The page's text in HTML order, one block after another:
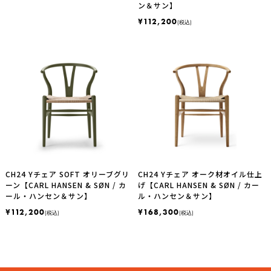
ン＆サン】
¥112,200(税込)
CH24 Yチェア SOFT オリーブグリ
ーン【CARL HANSEN & SØN / カ
ール・ハンセン＆サン】
¥112,200(税込)
CH24 Yチェア オーク材オイル仕上
げ【CARL HANSEN & SØN / カー
ル・ハンセン＆サン】
¥168,300(税込)